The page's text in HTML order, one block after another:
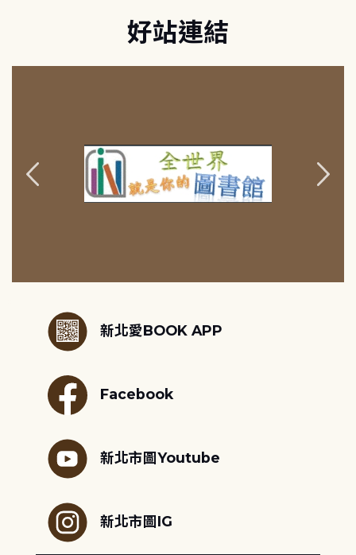
好站連結
新北愛BOOK APP
Facebook
新北市圖Youtube
新北市圖IG